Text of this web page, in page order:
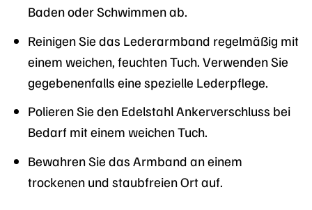
Baden oder Schwimmen ab.
Reinigen Sie das Lederarmband regelmäßig mit
einem weichen, feuchten Tuch. Verwenden Sie
gegebenenfalls eine spezielle Lederpflege.
Polieren Sie den Edelstahl Ankerverschluss bei
Bedarf mit einem weichen Tuch.
Bewahren Sie das Armband an einem
trockenen und staubfreien Ort auf.